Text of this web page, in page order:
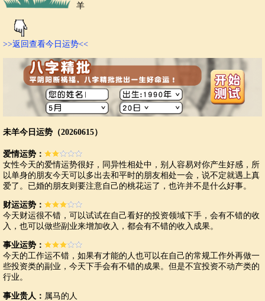
羊
>>返回查看今日运势<<
未羊今日运势（20260615）
爱情运势：
女性今天的爱情运势很好，同异性相处中，别人容易对你产生好感，所
以单身的朋友今天可以多出去和平时的朋友相处一会，说不定就遇上真
爱了。已婚的朋友则要注意自己的桃花运了，也许并不是什么好事。
财运运势：
今天财运很不错，可以试试在自己看好的投资领域下手，会有不错的收
入，也可以做些副业来增加收入，都会有不错的收入成果。
事业运势：
今天的工作运不错，如果有才能的人也可以在自己的常规工作外再做一
些投资类的副业，今天下手会有不错的成果。但是不宜投资不动产类的
行业。
事业贵人： 属马的人